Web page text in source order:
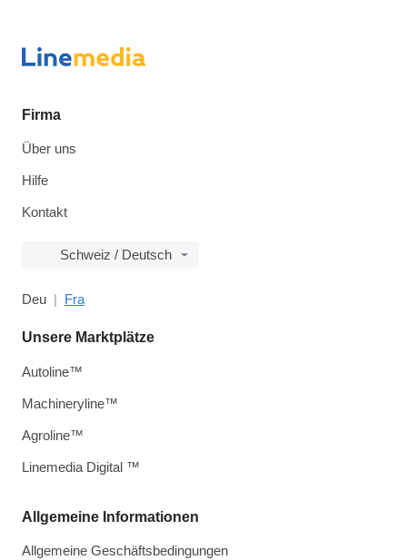
Firma
Über uns
Hilfe
Kontakt
Schweiz / Deutsch
Deu Fra
Allgemeine Informationen
Allgemeine Geschäftsbedingungen
Unsere Marktplätze
Autoline™
Machineryline™
Agroline™
Linemedia Digital ™